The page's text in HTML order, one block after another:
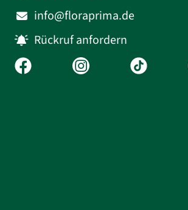
info@floraprima.de
Rückruf anfordern